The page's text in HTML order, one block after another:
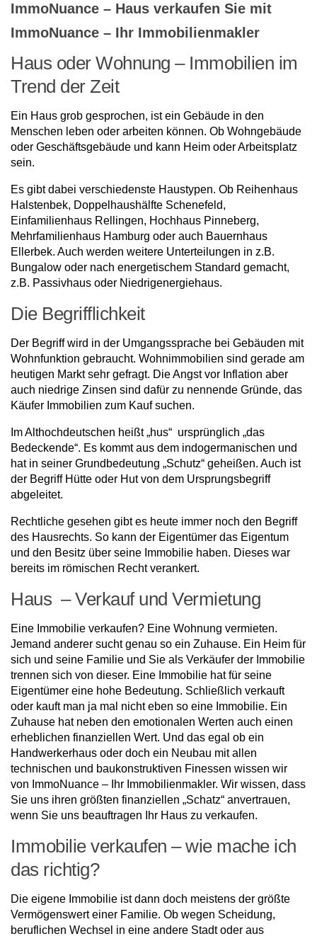
ImmoNuance – Haus verkaufen Sie mit
ImmoNuance – Ihr Immobilienmakler
Haus oder Wohnung – Immobilien im
Trend der Zeit
Ein Haus grob gesprochen, ist ein Gebäude in den
Menschen leben oder arbeiten können. Ob Wohngebäude
oder Geschäftsgebäude und kann Heim oder Arbeitsplatz
sein.
Es gibt dabei verschiedenste Haustypen. Ob Reihenhaus
Halstenbek, Doppelhaushälfte Schenefeld,
Einfamilienhaus Rellingen, Hochhaus Pinneberg,
Mehrfamilienhaus Hamburg oder auch Bauernhaus
Ellerbek. Auch werden weitere Unterteilungen in z.B.
Bungalow oder nach energetischem Standard gemacht,
z.B. Passivhaus oder Niedrigenergiehaus.
Die Begrifflichkeit
Der Begriff wird in der Umgangssprache bei Gebäuden mit
Wohnfunktion gebraucht. Wohnimmobilien sind gerade am
heutigen Markt sehr gefragt. Die Angst vor Inflation aber
auch niedrige Zinsen sind dafür zu nennende Gründe, das
Käufer Immobilien zum Kauf suchen.
Im Althochdeutschen heißt „hus“ ursprünglich „das
Bedeckende“. Es kommt aus dem indogermanischen und
hat in seiner Grundbedeutung „Schutz“ geheißen. Auch ist
der Begriff Hütte oder Hut von dem Ursprungsbegriff
abgeleitet.
Rechtliche gesehen gibt es heute immer noch den Begriff
des Hausrechts. So kann der Eigentümer das Eigentum
und den Besitz über seine Immobilie haben. Dieses war
bereits im römischen Recht verankert.
Haus – Verkauf und Vermietung
Eine Immobilie verkaufen? Eine Wohnung vermieten.
Jemand anderer sucht genau so ein Zuhause. Ein Heim für
sich und seine Familie und Sie als Verkäufer der Immobilie
trennen sich von dieser. Eine Immobilie hat für seine
Eigentümer eine hohe Bedeutung. Schließlich verkauft
oder kauft man ja mal nicht eben so eine Immobilie. Ein
Zuhause hat neben den emotionalen Werten auch einen
erheblichen finanziellen Wert. Und das egal ob ein
Handwerkerhaus oder doch ein Neubau mit allen
technischen und baukonstruktiven Finessen wissen wir
von ImmoNuance – Ihr Immobilienmakler. Wir wissen, dass
Sie uns ihren größten finanziellen „Schatz“ anvertrauen,
wenn Sie uns beauftragen Ihr Haus zu verkaufen.
Immobilie verkaufen – wie mache ich
das richtig?
Die eigene Immobilie ist dann doch meistens der größte
Vermögenswert einer Familie. Ob wegen Scheidung,
beruflichen Wechsel in eine andere Stadt oder aus